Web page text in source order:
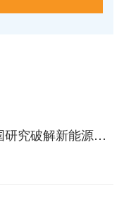
储能系统变身“电网稳定器”！我国研究破解新能源消纳难题，弃风率直降80%